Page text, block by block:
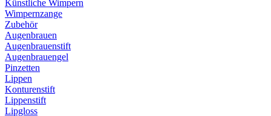
Künstliche Wimpern
Wimpernzange
Zubehör
Augenbrauen
Augenbrauenstift
Augenbrauengel
Pinzetten
Lippen
Konturenstift
Lippenstift
Lipgloss